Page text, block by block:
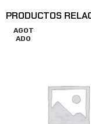
PRODUCTOS
AGOT
ADO